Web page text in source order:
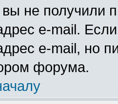
не получили
e-mail.
e-mail, но
форума.